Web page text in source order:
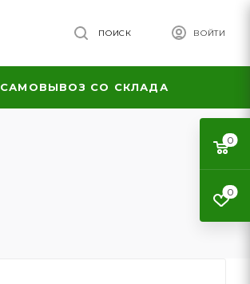
ВОЙТИ
ПОИСК
САМОВЫВОЗ СО СКЛАДА
0
0